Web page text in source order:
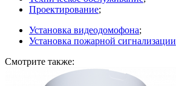
Проектирование;
Установка видеодомофона;
Установка пожарной сигнализации
Смотрите также: